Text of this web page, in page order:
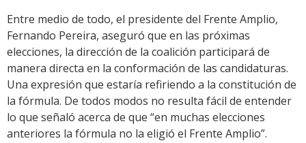
Entre medio de todo, el presidente del Frente Amplio,
Fernando Pereira, aseguró que en las próximas
elecciones, la dirección de la coalición participará de
manera directa en la conformación de las candidaturas.
Una expresión que estaría refiriendo a la constitución de
la fórmula. De todos modos no resulta fácil de entender
lo que señaló acerca de que “en muchas elecciones
anteriores la fórmula no la eligió el Frente Amplio”.